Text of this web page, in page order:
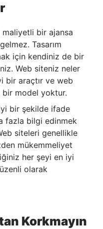
bir ajansa
Tasarım
için kendiniz de bir
Web siteniz neler
bir araçtır ve web
bir model yoktur.
iyi bir şekilde ifade
fazla bilgi edinmek
siteleri genellikle
mükemmeliyet
her şeyi en iyi
olarak
Korkmayın